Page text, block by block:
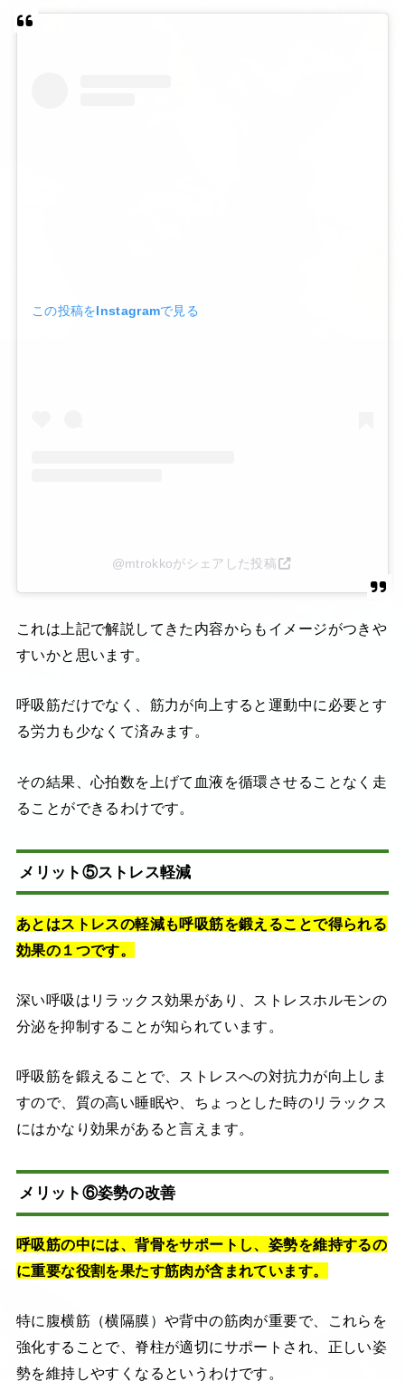
この投稿をInstagramで見る
@mtrokkoがシェアした投稿
これは上記で解説してきた内容からもイメージがつきや
すいかと思います。
呼吸筋だけでなく、筋力が向上すると運動中に必要とす
る労力も少なくて済みます。
その結果、心拍数を上げて血液を循環させることなく走
ることができるわけです。
メリット⑤ストレス軽減
あとはストレスの軽減も呼吸筋を鍛えることで得られる
効果の１つです。
深い呼吸はリラックス効果があり、ストレスホルモンの
分泌を抑制することが知られています。
呼吸筋を鍛えることで、ストレスへの対抗力が向上しま
すので、質の高い睡眠や、ちょっとした時のリラックス
にはかなり効果があると言えます。
メリット⑥姿勢の改善
呼吸筋の中には、背骨をサポートし、姿勢を維持するの
に重要な役割を果たす筋肉が含まれています。
特に腹横筋（横隔膜）や背中の筋肉が重要で、これらを
強化することで、脊柱が適切にサポートされ、正しい姿
勢を維持しやすくなるというわけです。